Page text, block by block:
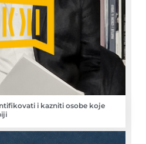
i kazniti osobe koje